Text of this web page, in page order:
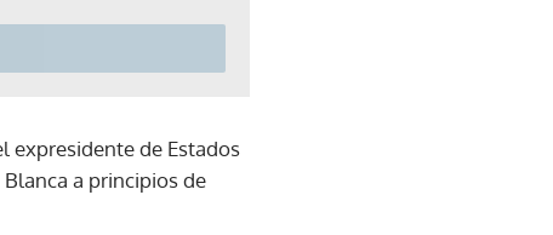
expresidente de Estados
a principios de